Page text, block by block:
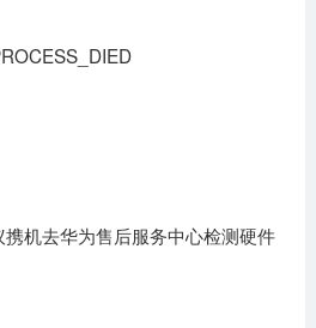
机去华为售后服务中心检测硬件